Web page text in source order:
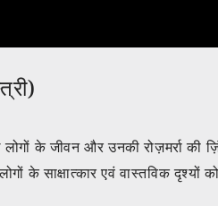
के जीवन और उनकी रोज़मर्रा की
के साक्षात्कार एवं वास्तविक